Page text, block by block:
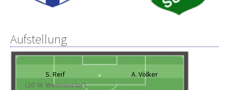
Aufstellung
S. Reif
(26' M. Weilmünster)
A. Völker